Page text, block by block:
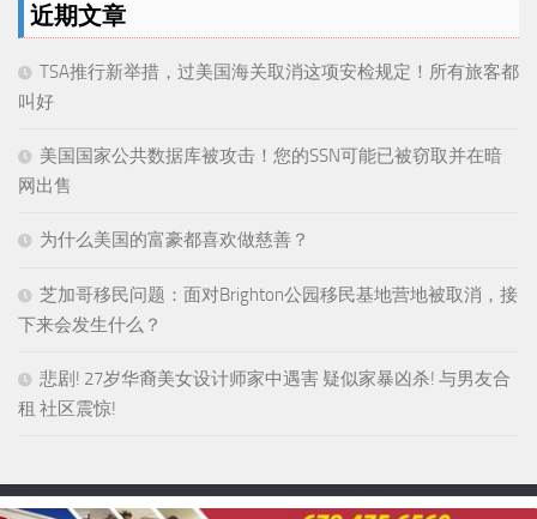
近期文章
TSA推行新举措，过美国海关取消这项安检规定！所有旅客都
叫好
美国国家公共数据库被攻击！您的SSN可能已被窃取并在暗
网出售
为什么美国的富豪都喜欢做慈善？
芝加哥移民问题：面对Brighton公园移民基地营地被取消，接
下来会发生什么？
悲剧! 27岁华裔美女设计师家中遇害 疑似家暴凶杀! 与男友合
租 社区震惊!